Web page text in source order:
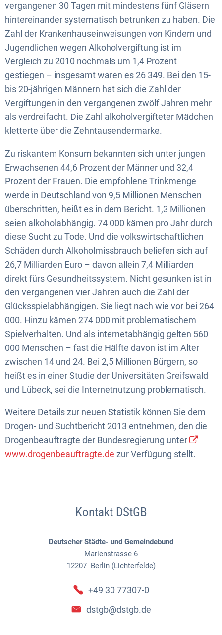
vergangenen 30 Tagen mit mindestens fünf Gläsern
hintereinander systematisch betrunken zu haben. Die
Zahl der Krankenhauseinweisungen von Kindern und
Jugendlichen wegen Alkoholvergiftung ist im
Vergleich zu 2010 nochmals um 1,4 Prozent
gestiegen – insgesamt waren es 26 349. Bei den 15-
bis 20-jährigen Männern hat sich die Zahl der
Vergiftungen in den vergangenen zwölf Jahren mehr
als verdreifacht. Die Zahl alkoholvergifteter Mädchen
kletterte über die Zehntausendermarke.
Zu riskantem Konsum bekannten sich unter jungen
Erwachsenen 44,6 Prozent der Männer und 32,4
Prozent der Frauen. Die empfohlene Trinkmenge
werde in Deutschland von 9,5 Millionen Menschen
überschritten, heißt es in dem Bericht. 1,3 Millionen
seien alkoholabhängig. 74 000 kämen pro Jahr durch
diese Sucht zu Tode. Und die volkswirtschaftlichen
Schäden durch Alkoholmissbrauch beliefen sich auf
26,7 Milliarden Euro – davon allein 7,4 Milliarden
direkt fürs Gesundheitssystem. Nicht gesunken ist in
den vergangenen vier Jahren auch die Zahl der
Glücksspielabhängigen. Sie liegt nach wie vor bei 264
000. Hinzu kämen 274 000 mit problematischem
Spielverhalten. Und als internetabhängig gelten 560
000 Menschen – fast die Hälfte davon ist im Alter
zwischen 14 und 24. Bei 2,5 Millionen Bürgern, so
heißt es in einer Studie der Universitäten Greifswald
und Lübeck, sei die Internetnutzung problematisch.
Weitere Details zur neuen Statistik können Sie dem
Drogen- und Suchtbericht 2013 entnehmen, den die
Drogenbeauftragte der Bundesregierung unter
www.drogenbeauftragte.de zur Verfügung stellt.
Kontakt DStGB
Deutscher Städte- und Gemeindebund
Marienstrasse 6
12207 Berlin (Lichterfelde)
+49 30 77307-0
dstgb@dstgb.de